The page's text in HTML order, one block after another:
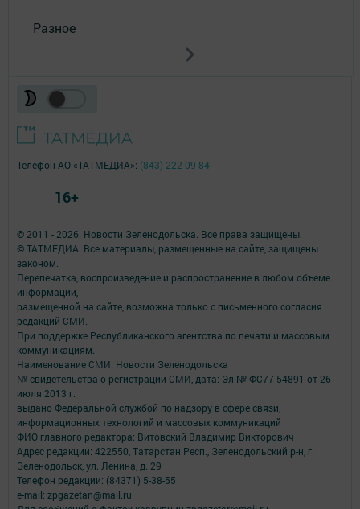
Разное
© 2011 - 2026. Новости Зеленодольска. Все права защищены.
© ТАТМЕДИА. Все материалы, размещенные на сайте, защищены
законом.
Перепечатка, воспроизведение и распространение в любом объеме
информации,
размещенной на сайте, возможна только с письменного согласия
редакций СМИ.
При поддержке Республиканского агентства по печати и массовым
коммуникациям.
Наименование СМИ: Новости Зеленодольска
№ свидетельства о регистрации СМИ, дата: Эл № ФС77-54891 от 26
июля 2013 г.
выдано Федеральной службой по надзору в сфере связи,
информационных технологий и массовых коммуникаций
ФИО главного редактора: Витовский Владимир Викторович
Адрес редакции: 422550, Татарстан Респ., Зеленодольский р-н, г.
Зеленодольск, ул. Ленина, д. 29
Телефон редакции: (84371) 5-38-55
e-mail: zpgazetan@mail.ru
Телефон АО «ТАТМЕДИА»: (843) 222 09 84
16+